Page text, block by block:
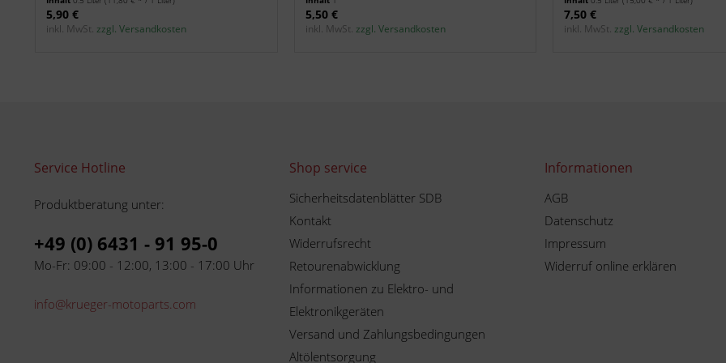
5,90 €
inkl. MwSt. zzgl. Versandkosten
5,50 €
inkl. MwSt. zzgl. Versandkosten
7,50 €
inkl. MwSt. zzgl. Versandkosten
Service Hotline
Produktberatung unter:
+49 (0) 6431 - 91 95-0
Mo-Fr: 09:00 - 12:00, 13:00 - 17:00 Uhr
info@krueger-motoparts.com
Shop service
Sicherheitsdatenblätter SDB
Kontakt
Widerrufsrecht
Retourenabwicklung
Informationen zu Elektro- und
Elektronikgeräten
Versand und Zahlungsbedingungen
Altölentsorgung
Informationen
AGB
Datenschutz
Impressum
Widerruf online erklären